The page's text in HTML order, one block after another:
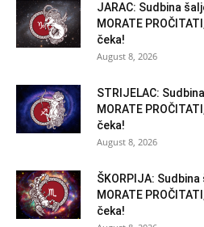
JARAC: Sudbina
MORATE
čeka!
August 8, 2026
STRIJELAC:
MORATE
čeka!
August 8, 2026
ŠKORPIJA: Sudbina
MORATE
čeka!